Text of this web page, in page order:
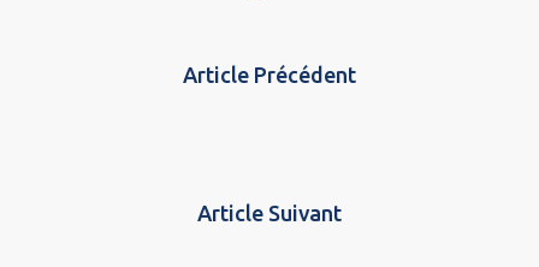
Article Précédent
Article Suivant